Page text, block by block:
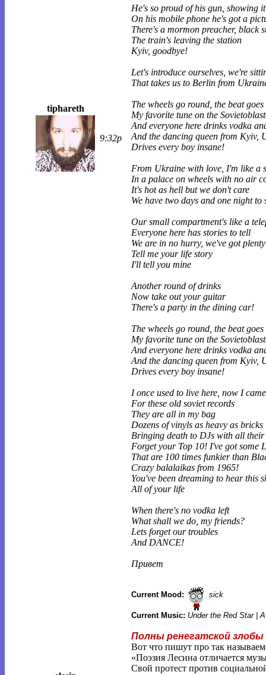
tiphareth
9:32p
He's so proud of his gun, showing
On his mobile phone he's got a
There's a mormon preacher, black
The train's leaving the station
Kyiv, goodbye!
Let's introduce ourselves, we're
That takes us to Berlin from
The wheels go round, the beat goes
My favorite tune on the
And everyone here drinks vodka
And the dancing queen from Kyiv,
Drives every boy insane!
From Ukraine with love, I'm like a
In a palace on wheels with no air
It's hot as hell but we don't care
We have two days and one night to
Our small compartment's like a
Everyone here has stories to tell
We are in no hurry, we've got
Tell me your life story
I'll tell you mine
Another round of drinks
Now take out your guitar
There's a party in the dining car!
The wheels go round, the beat goes
My favorite tune on the
And everyone here drinks vodka
And the dancing queen from Kyiv,
Drives every boy insane!
I once used to live here, now I
For these old soviet records
They are all in my bag
Dozens of vinyls as heavy as bricks
Bringing death to DJs with all
Forget your Top 10! I've got some
That are 100 times funkier than
Crazy balalaikas from 1965!
You've been dreaming to hear this
All of your life
When there's no vodka left
What shall we do, my friends?
Lets forget our troubles
And DANCE!
Привет
Current Mood: sick
Current Music: Under the Red Star |
Полны ренегатской злобы
Вот что пишут про так
«Поэзия Лесина отличается
Свой протест против